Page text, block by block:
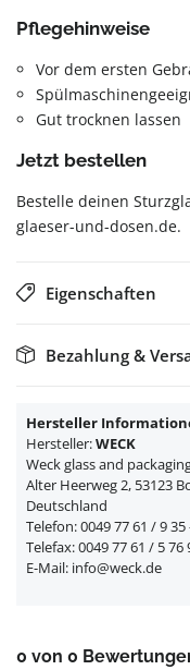
Pflegehinweise
Vor dem ersten
Gut trocknen lassen
Jetzt bestellen
Bestelle deinen
glaeser-und-dosen.de.
Eigenschaften
Bezahlung &
Hersteller
Hersteller:WECK
Weck glass and
Alter Heerweg 2, 53123
Deutschland
Telefon: 0049 77 61 / 9
Telefax: 0049 77 61 / 5 76
E-Mail: info@weck.de
0 von 0